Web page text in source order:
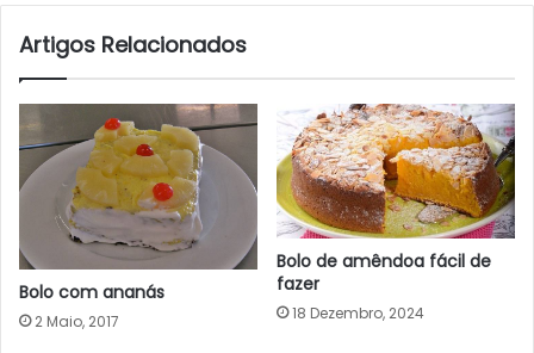
Artigos Relacionados
Bolo com ananás
2 Maio, 2017
Bolo de amêndoa fácil de
fazer
18 Dezembro, 2024